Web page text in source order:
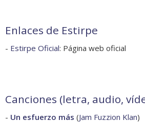
Enlaces de Estirpe
- Estirpe Oficial: Página web oficial
Canciones (letra, audio,
- Un esfuerzo más (Jam Fuzzion Klan)